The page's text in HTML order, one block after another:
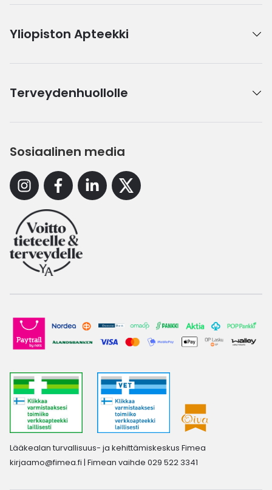
Yliopiston Apteekki
Terveydenhuollolle
Sosiaalinen media
InstagramFacebookLinkedinX
Lääkealan turvallisuus- ja kehittämiskeskus Fimea
kirjaamo@fimea.fi | Fimean vaihde 029 522 3341